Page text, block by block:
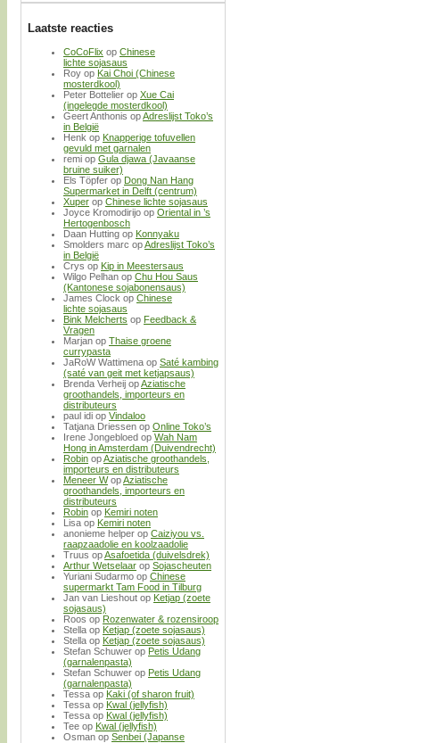
Laatste reacties
CoCoFlix op Chinese
lichte sojasaus
Roy op Kai Choi (Chinese
mosterdkool)
Peter Bottelier op Xue Cai
(ingelegde mosterdkool)
Geert Anthonis opAdreslijst Toko’s
in België
Henk op Knapperige tofuvellen
gevuld met garnalen
remi op Gula djawa (Javaanse
bruine suiker)
Els Töpfer op Dong Nan Hang
Supermarket in Delft (centrum)
Xuper op Chinese lichte sojasaus
Joyce Kromodirijo op Oriental in ’s
Hertogenbosch
Daan Hutting op Konnyaku
Smolders marc opAdreslijst Toko’s
in België
Crys op Kip in Meestersaus
Wilgo Pelhan op Chu Hou Saus
(Kantonese sojabonensaus)
James Clock op Chinese
lichte sojasaus
Bink Melcherts op Feedback &
Vragen
Marjan op Thaise groene
currypasta
JaRoW Wattimena op Saté kambing
(saté van geit met ketjapsaus)
Brenda Verheij opAziatische
groothandels, importeurs en
distributeurs
paul idi op Vindaloo
Tatjana Driessen op Online Toko’s
Irene Jongebloed op Wah Nam
Hong in Amsterdam (Duivendrecht)
Robin opAziatische groothandels,
importeurs en distributeurs
Meneer WopAziatische
groothandels, importeurs en
distributeurs
Robin op Kemiri noten
Lisa op Kemiri noten
anonieme helper op Caiziyou vs.
raapzaadolie en koolzaadolie
Truus opAsafoetida (duivelsdrek)
Arthur Wetselaar op Sojascheuten
Yuriani Sudarmo op Chinese
supermarkt Tam Food in Tilburg
Jan van Lieshout op Ketjap (zoete
sojasaus)
Roos op Rozenwater & rozensiroop
Stella op Ketjap (zoete sojasaus)
Stella op Ketjap (zoete sojasaus)
Stefan Schuwer op Petis Udang
(garnalenpasta)
Stefan Schuwer op Petis Udang
(garnalenpasta)
Tessa op Kaki (of sharon fruit)
Tessa op Kwal (jellyfish)
Tessa op Kwal (jellyfish)
Tee op Kwal (jellyfish)
Osman op Senbei (Japanse